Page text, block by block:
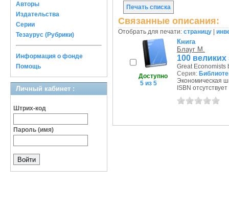
Авторы
Издательства
Серии
Тезаурус (Рубрики)
Информация о фонде
Помощь
Личный кабинет :
Штрих-код
Пароль (имя)
Печать списка
Связанные описания:
Отобрать для печати: страницу
Доступно
5 из 5
Книга
Блауг М.
100
Great Economists
Серия:
Экономическая
ISBN отсутствует